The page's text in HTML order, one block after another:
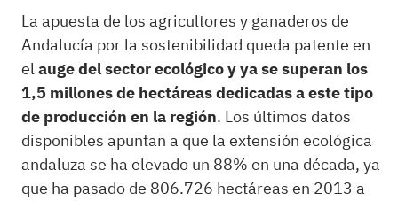
La apuesta de los agricultores y ganaderos de
Andalucía por la sostenibilidad queda patente en
elauge del sector ecológico y ya se superan los
1,5 millones de hectáreas dedicadas a este tipo
de producción en la región. Los últimos datos
disponibles apuntan a que la extensión ecológica
andaluza se ha elevado un 88% en una década, ya
que ha pasado de 806.726 hectáreas en 2013 a